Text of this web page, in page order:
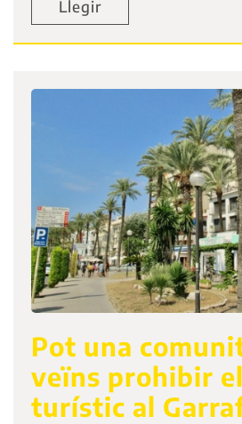
Llegir
Pot una
veïns prohibir
turístic al